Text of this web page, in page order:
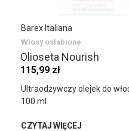
Barex Italiana
Włosy osłabione
Olioseta Nourish
115,99 zł
Ultraodżywczy olejek do
100 ml
CZYTAJ WIĘCEJ